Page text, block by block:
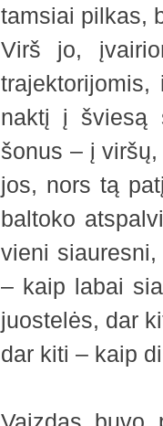
tamsiai pilkas,
Virš jo,
naktį į šviesą
šonus – į
jos, nors tą
baltoko
vieni
– kaip labai
juostelės, dar
dar kiti – kaip